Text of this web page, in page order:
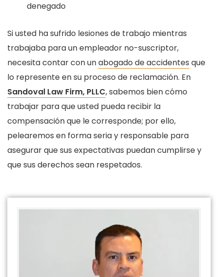
denegado
Si usted ha sufrido lesiones de trabajo mientras
trabajaba para un empleador no-suscriptor,
necesita contar con unabogado de accidentes que
lo represente en su proceso de reclamación. En
Sandoval Law Firm, PLLC, sabemos bien cómo
trabajar para que usted pueda recibir la
compensación que le corresponde; por ello,
pelearemos en forma seria y responsable para
asegurar que sus expectativas puedan cumplirse y
que sus derechos sean respetados.